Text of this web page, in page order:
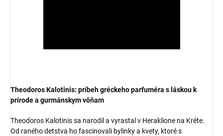
Theodoros Kalotinis: príbeh gréckeho parfuméra s láskou k
prírode a gurmánskym vôňam
Theodoros Kalotinis sa narodil a vyrastal v Heraklione na Kréte.
Od raného detstva ho fascinovali bylinky a kvety, ktoré s